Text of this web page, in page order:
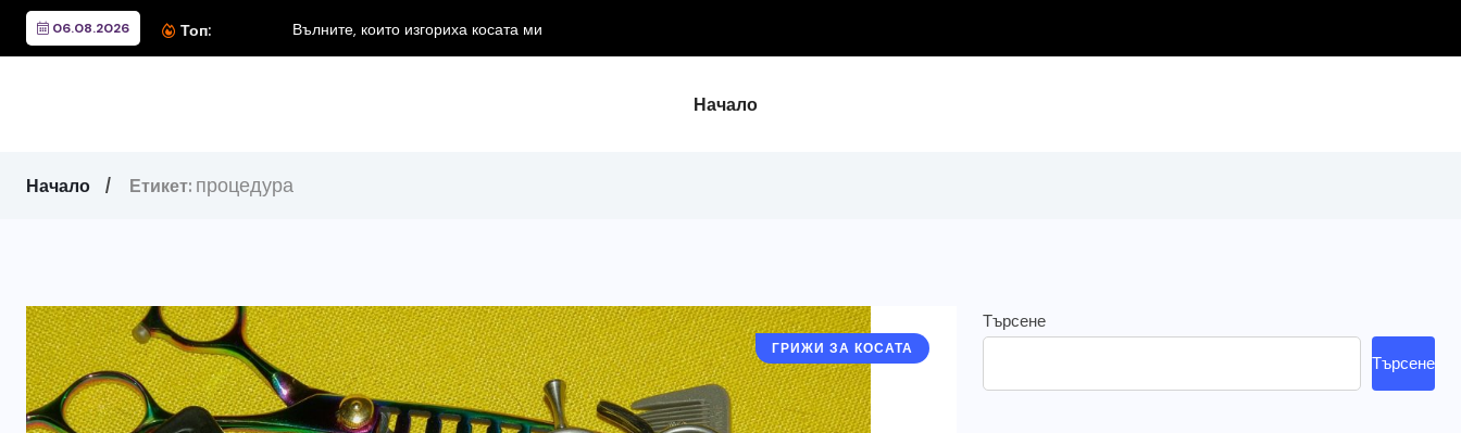
06.08.2026 Топ: Вълните, които изгориха косата ми
Начало
Начало Етикет: процедура
ГРИЖИ ЗА КОСАТА
Търсене
Търсене